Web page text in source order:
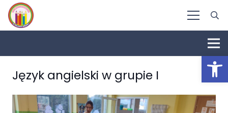
Język angielski w grupie I